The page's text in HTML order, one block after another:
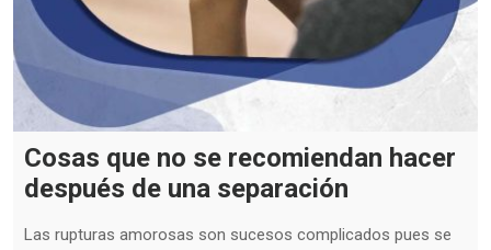
Cosas que no se recomiendan hacer
después de una separación
Las rupturas amorosas son sucesos complicados pues se